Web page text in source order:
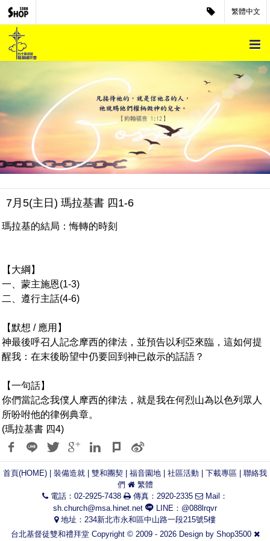
繁體中文
7月5(主日) 瑪拉基書 四1-6
瑪拉基的結局：悔轉的時刻
【大綱】
一、蒙主施恩(1-3)
二、遵行主話(4-6)
【默想 / 應用】
神最後呼召人記念摩西的律法，並預告以利亞來臨，這如何提
醒我：在末後盼望中仍要回到神已啟示的話語？
【一句話】
你們當記念我僕人摩西的律法，就是我在何烈山為以色列眾人
所吩咐他的律例典章。
(瑪拉基書 四4)
首頁(HOME) 裝備造就 雙和團契 福音園地 社區活動 下載專區
聯絡我
們
繁體
電話：02-2925-7438
傳真：2920-2335
Mail：
sh.church@msa.hinet.net
LINE：@088lrqvr
地址：234新北市永和區中山路一段215號5樓
台北基督徒雙和禮拜堂 Copyright © 2009 - 2026 Design by Shop3500